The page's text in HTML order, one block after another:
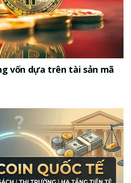
vốn dựa trên tài sản mã